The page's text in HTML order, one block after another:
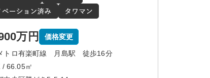
万円 価格変更
トロ有楽町線 月島駅 徒歩16分
/ 66.05㎡